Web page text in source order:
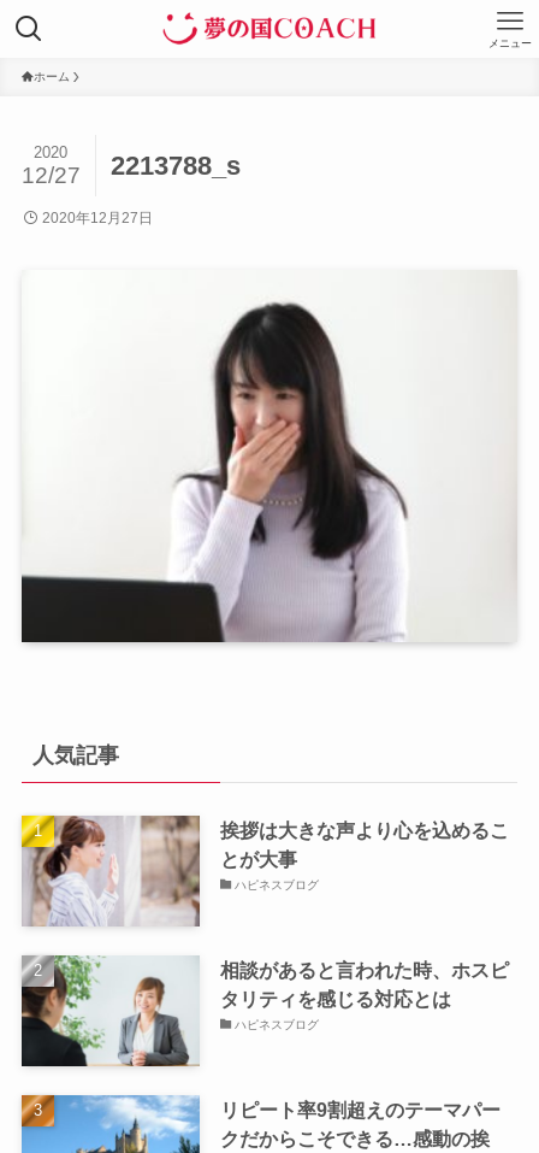
メニュー
ホーム
2213788_s
2020
12/27
2020年12月27日
人気記事
挨拶は大きな声より心を込めるこ
とが大事
ハピネスブログ
相談があると言われた時、ホスピ
タリティを感じる対応とは
ハピネスブログ
リピート率9割超えのテーマパー
クだからこそできる…感動の挨